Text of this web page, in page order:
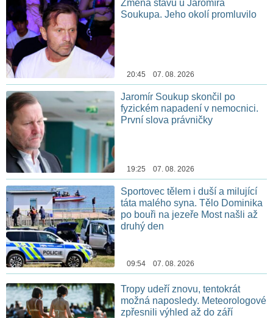
Změna stavu u Jaromíra
Soukupa. Jeho okolí promluvilo
20:45 07. 08. 2026
Jaromír Soukup skončil po
fyzickém napadení v nemocnici.
První slova právničky
19:25 07. 08. 2026
Sportovec tělem i duší a milující
táta malého syna. Tělo Dominika
po bouři na jezeře Most našli až
druhý den
09:54 07. 08. 2026
Tropy udeří znovu, tentokrát
možná naposledy. Meteorologové
zpřesnili výhled až do září